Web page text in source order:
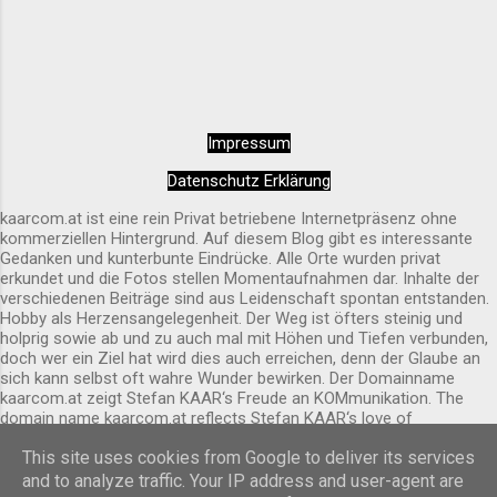
Impressum
Datenschutz Erklärung
kaarcom.at ist eine rein Privat betriebene Internetpräsenz ohne
kommerziellen Hintergrund. Auf diesem Blog gibt es interessante
Gedanken und kunterbunte Eindrücke. Alle Orte wurden privat
erkundet und die Fotos stellen Momentaufnahmen dar. Inhalte der
verschiedenen Beiträge sind aus Leidenschaft spontan entstanden.
Hobby als Herzensangelegenheit. Der Weg ist öfters steinig und
holprig sowie ab und zu auch mal mit Höhen und Tiefen verbunden,
doch wer ein Ziel hat wird dies auch erreichen, denn der Glaube an
sich kann selbst oft wahre Wunder bewirken. Der Domainname
kaarcom.at zeigt Stefan KAAR‘s Freude an KOMmunikation. The
domain name kaarcom.at reflects Stefan KAAR‘s love of
Powered by Blogger
This site uses cookies from Google to deliver its services
and to analyze traffic. Your IP address and user-agent are